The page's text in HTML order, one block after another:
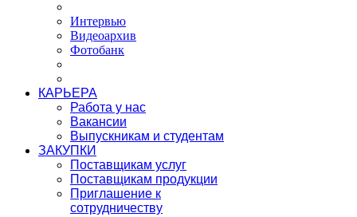
Интервью
Видеоархив
Фотобанк
КАРЬЕРА
Работа у нас
Вакансии
Выпускникам и студентам
ЗАКУПКИ
Поставщикам услуг
Поставщикам продукции
Приглашение к
сотрудничеству